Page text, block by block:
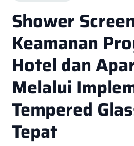
Shower
Keamanan
Hotel dan
Melalui
Tempered
Tepat